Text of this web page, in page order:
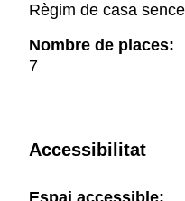
Règim de casa
Nombre de places:
7
Accessibilitat
Espai accessible: